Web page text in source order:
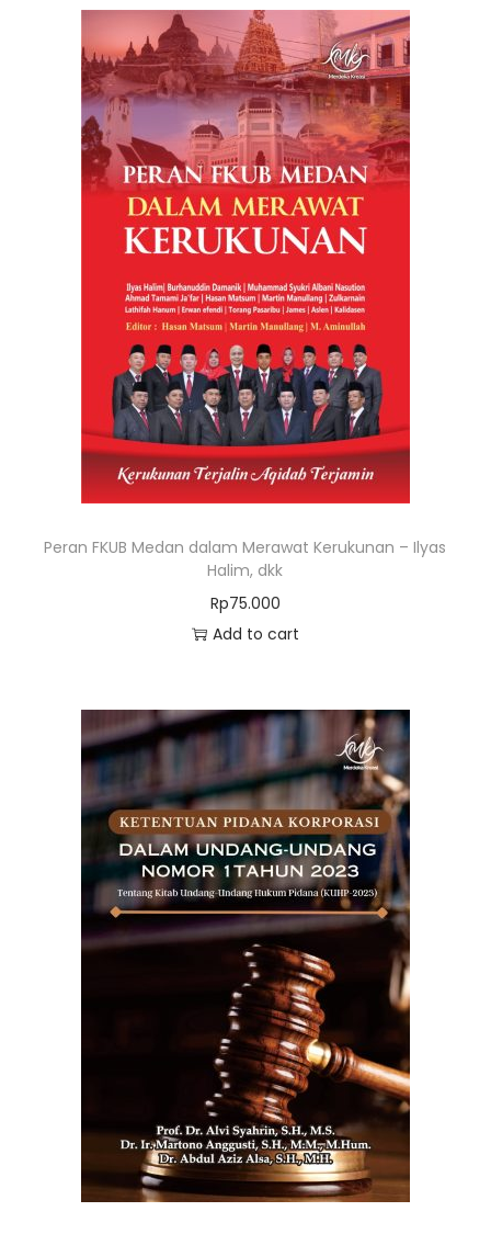
Peran FKUB Medan dalam Merawat Kerukunan – Ilyas
Halim, dkk
Rp75.000
Add to cart